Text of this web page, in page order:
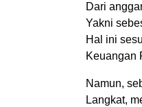
Dari
Yakni
Hal ini
Keuangan
Namun,
Langkat,